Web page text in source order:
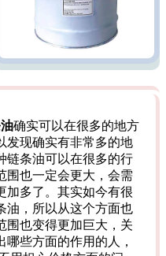
确实可以在很多的地方
发现确实有非常多的地
链条油可以在很多的行
围也一定会更大，会需
加多了。其实如今有很
油，所以从这个方面也
围也变得更加巨大，关
些方面的作用的人，